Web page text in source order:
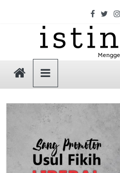
Istinbat
Menggenggam
Tradisi